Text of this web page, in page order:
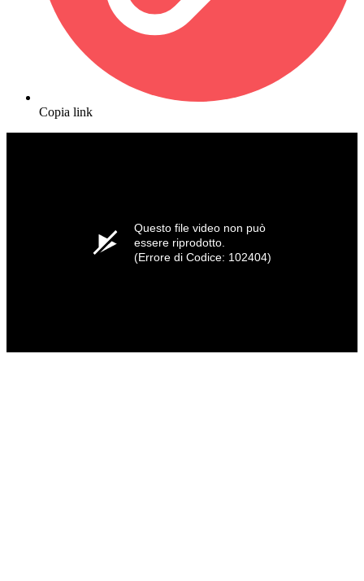
Copia link
Questo file video non può
essere riprodotto.
(Errore di Codice: 102404)